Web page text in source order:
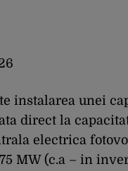
instalarea unei
direct la
electrica
MW (c.a – in